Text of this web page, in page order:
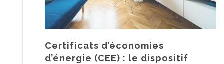
Certificats d’économies
d’énergie (CEE) : le dispositif